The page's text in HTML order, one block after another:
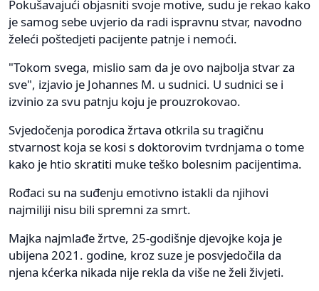
Pokušavajući objasniti svoje motive, sudu je rekao kako
je samog sebe uvjerio da radi ispravnu stvar, navodno
želeći poštedjeti pacijente patnje i nemoći.
"Tokom svega, mislio sam da je ovo najbolja stvar za
sve", izjavio je Johannes M. u sudnici. U sudnici se i
izvinio za svu patnju koju je prouzrokovao.
Svjedočenja porodica žrtava otkrila su tragičnu
stvarnost koja se kosi s doktorovim tvrdnjama o tome
kako je htio skratiti muke teško bolesnim pacijentima.
Rođaci su na suđenju emotivno istakli da njihovi
najmiliji nisu bili spremni za smrt.
Majka najmlađe žrtve, 25-godišnje djevojke koja je
ubijena 2021. godine, kroz suze je posvjedočila da
njena kćerka nikada nije rekla da više ne želi živjeti.